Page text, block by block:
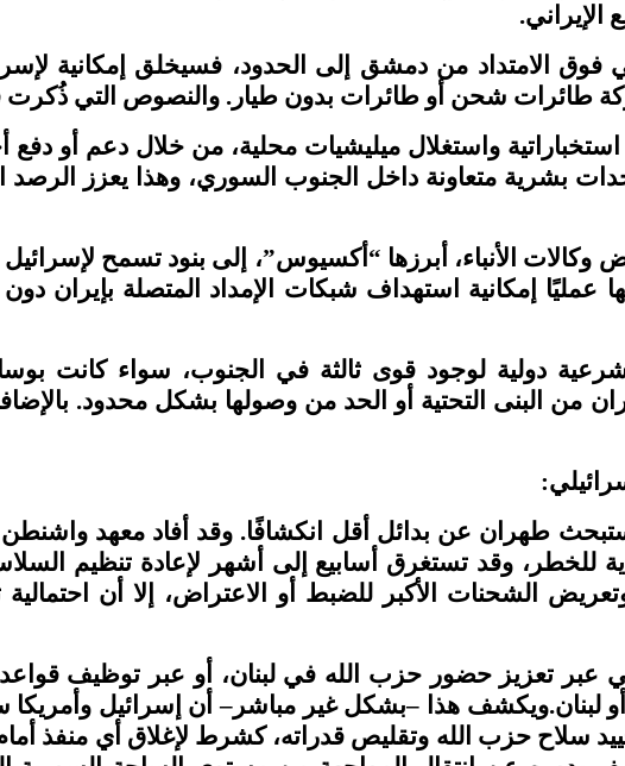
الإيراني.
الامتداد من دمشق إلى الحدود، فسيخلق إمكانية
طائرات شحن أو طائرات بدون طيار. والنصوص التي ذُكرت
واستغلال ميليشيات محلية، من خلال دعم أو
متعاونة داخل الجنوب السوري، وهذا يعزز الرصد
وكالات الأنباء، أبرزها “أكسيوس”، إلى بنود تسمح
إمكانية استهداف شبكات الإمداد المتصلة بإيران دون
شرعية دولية لوجود قوى ثالثة في الجنوب، سواء كانت
من البنى التحتية أو الحد من وصولها بشكل محدود.
:
طهران عن بدائل أقل انكشافًا. وقد أفاد معهد
للخطر، وقد تستغرق أسابيع إلى أشهر لإعادة تنظيم
الشحنات الأكبر للضبط أو الاعتراض، إلا أن
تعزيز حضور حزب الله في لبنان، أو عبر توظيف قواعد
لبنان.ويكشف هذا –بشكل غير مباشر– أن إسرائيل
سلاح حزب الله وتقليص قدراته، كشرط لإغلاق أي منفذ